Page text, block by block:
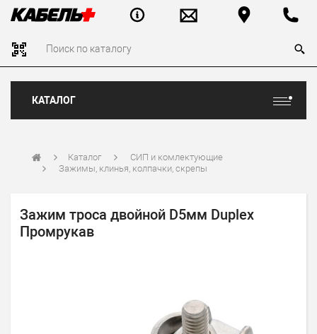
КАТАЛОГ
Каталог
СИП и комлектующие
Зажимы, клинья, колпачки, скрепы
Зажим троса двойной D5мм Duplex
Промрукав